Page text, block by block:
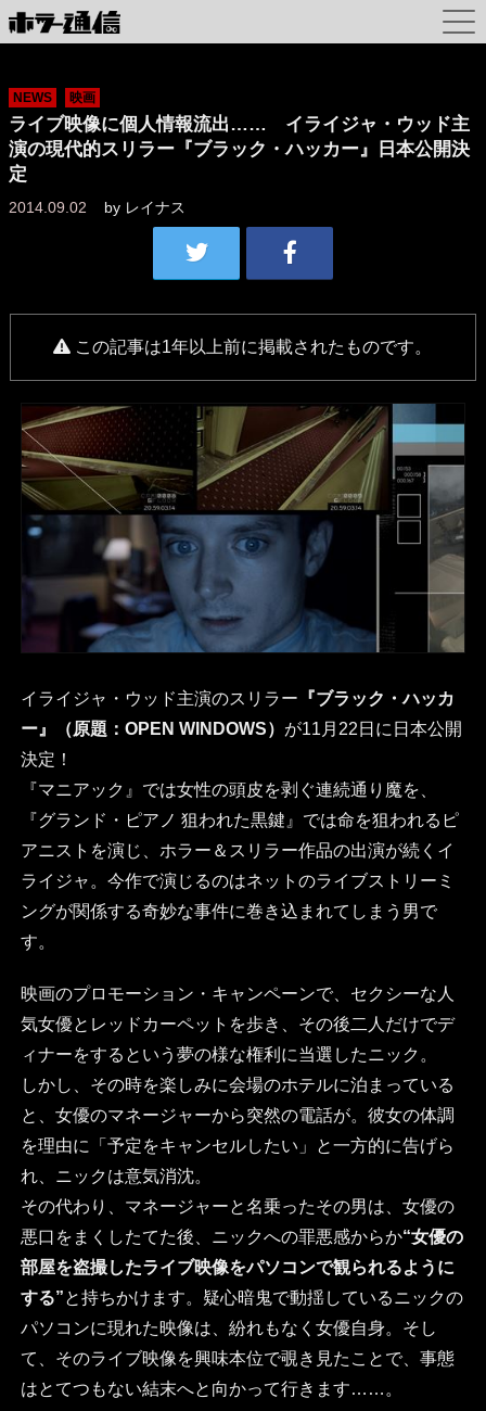
NEWS 映画
ライブ映像に個人情報流出…… イライジャ・ウッド主
演の現代的スリラー『ブラック・ハッカー』日本公開決
定
2014.09.02 by レイナス
この記事は1年以上前に掲載されたものです。
イライジャ・ウッド主演のスリラー 『ブラック・ハッカ
ー』（原題：OPEN WINDOWS） が11月22日に日本公開
決定！
『マニアック』では女性の頭皮を剥ぐ連続通り魔を、
『グランド・ピアノ 狙われた黒鍵』では命を狙われるピ
アニストを演じ、ホラー＆スリラー作品の出演が続くイ
ライジャ。今作で演じるのはネットのライブストリーミ
ングが関係する奇妙な事件に巻き込まれてしまう男で
す。
映画のプロモーション・キャンペーンで、セクシーな人
気女優とレッドカーペットを歩き、その後二人だけでデ
ィナーをするという夢の様な権利に当選したニック。
しかし、その時を楽しみに会場のホテルに泊まっている
と、女優のマネージャーから突然の電話が。彼女の体調
を理由に「予定をキャンセルしたい」と一方的に告げら
れ、ニックは意気消沈。
その代わり、マネージャーと名乗ったその男は、女優の
悪口をまくしたてた後、ニックへの罪悪感からか“女優の
部屋を盗撮したライブ映像をパソコンで観られるように
する”と持ちかけます。疑心暗鬼で動揺しているニックの
パソコンに現れた映像は、紛れもなく女優自身。そし
て、そのライブ映像を興味本位で覗き見たことで、事態
はとてつもない結末へと向かって行きます……。